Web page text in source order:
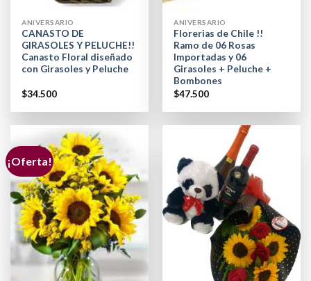
ANIVERSARIO
CANASTO DE
GIRASOLES Y PELUCHE!!
Canasto Floral diseñado
con Girasoles y Peluche
$34.500
ANIVERSARIO
Florerias de Chile !!
Ramo de 06 Rosas
Importadas y 06
Girasoles + Peluche +
Bombones
$47.500
¡Oferta!